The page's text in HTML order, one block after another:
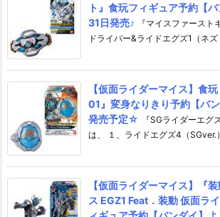
ト』食玩フィギュア予約【
31日発売♪
『マイスファースト
ドライバー&ライドエグズ1（ネズ
【仮面ライダーマイス】食
01』変身なりきり予約【バ
発売予定☆
『SGライダーエグ
は、 １、ライドエグズ4（SGver.
【仮面ライダーマイス】『
ス EGZ1 Feat．装動 仮面ラ